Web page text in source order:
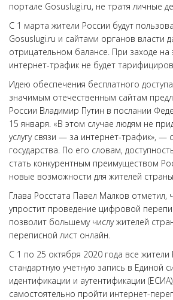
портале Gosuslugi.ru, не тратя личные
С 1 марта жители России будут
Gosuslugi.ru и сайтами органов власти
отрицательном балансе. При заходе на
интернет-трафик не будет
Идею обеспечения бесплатного
значимым отечественным сайтам
России Владимир Путин в послании
15 января. «В этом случае людям не
услугу связи — за интернет-трафик», —
государства. По его словам,
стать конкурентным преимуществом
новые возможности для жителей
Глава Росстата Павел Малков отметил,
упростит проведение цифровой
позволит большему числу жителей
переписной лист онлайн.
С 1 по 25 октября 2020 года все
стандартную учетную запись в Единой
идентификации и аутентификации
самостоятельно пройти интернет-